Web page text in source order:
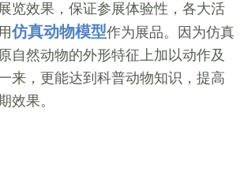
览效果，保证参展体验性，各大活
仿真动物模型作为展品。因为仿真
自然动物的外形特征上加以动作及
来，更能达到科普动物知识，提高
效果。